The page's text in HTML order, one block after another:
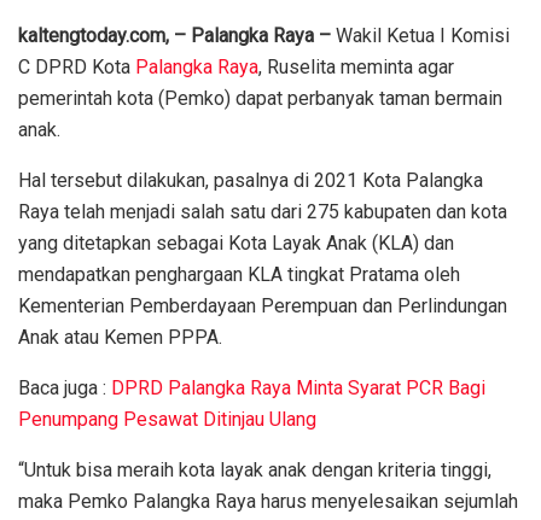
kaltengtoday.com, – Palangka Raya – Wakil Ketua I Komisi
C DPRD Kota Palangka Raya, Ruselita meminta agar
pemerintah kota (Pemko) dapat perbanyak taman bermain
anak.
Hal tersebut dilakukan, pasalnya di 2021 Kota Palangka
Raya telah menjadi salah satu dari 275 kabupaten dan kota
yang ditetapkan sebagai Kota Layak Anak (KLA) dan
mendapatkan penghargaan KLA tingkat Pratama oleh
Kementerian Pemberdayaan Perempuan dan Perlindungan
Anak atau Kemen PPPA.
Baca juga : DPRD Palangka Raya Minta Syarat PCR Bagi
Penumpang Pesawat Ditinjau Ulang
“Untuk bisa meraih kota layak anak dengan kriteria tinggi,
maka Pemko Palangka Raya harus menyelesaikan sejumlah